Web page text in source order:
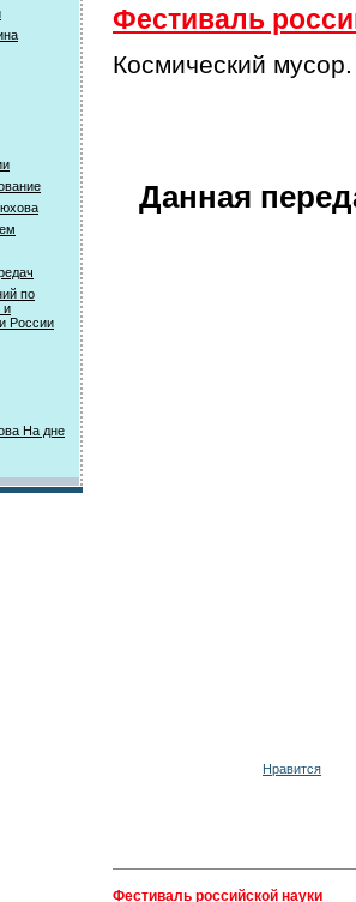
по
и
России
На дне
Фестиваль
Космический
Данная
Нравится
Фестиваль российской науки